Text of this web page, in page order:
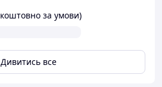
за умови)
Дивитись все